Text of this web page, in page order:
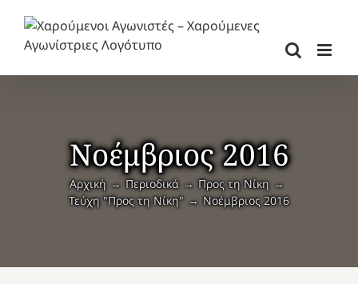
περιεχόμενο
Νοέμβριος 2016
Αρχική Περιοδικά
Προς τη Νίκη
Τεύχη "Προς τη Νίκη"
Νοέμβριος 2016